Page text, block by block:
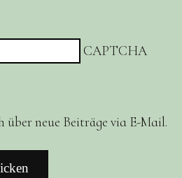
CAPTCHA
über neue Beiträge via E-Mail.